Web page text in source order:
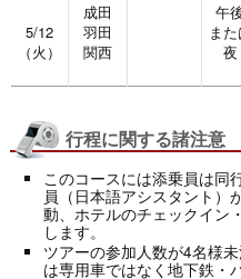
5/12
（火）
成田
羽田
関西
午
ま
夜
行程に関する諸注意
このコースには添乗員は同
員（日本語アシスタント）
動、ホテルのチェックイン
します。
ツアーの参加人数が4名様
は専用車ではなく地下鉄・